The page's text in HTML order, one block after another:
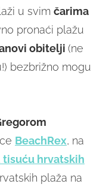
u svim čarima
pronaći plažu
obitelji (ne
bezbrižno mogu
BeachRex, na
tisuću hrvatskih
plaža na